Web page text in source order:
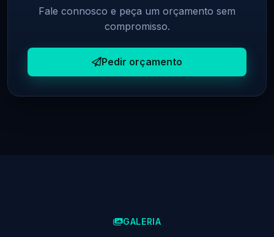
Fale connosco e peça um orçamento sem
compromisso.
Pedir orçamento
GALERIA